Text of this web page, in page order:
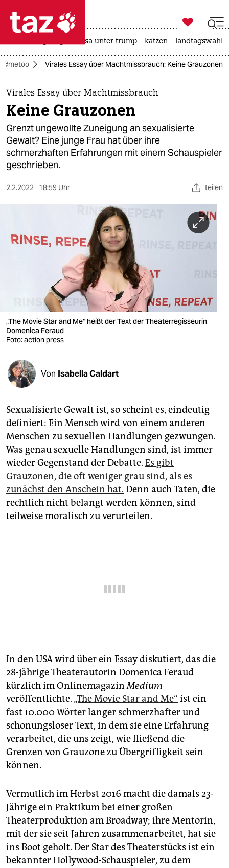
 taz zahl ich
taz zahl ich
themen
politik
öko
gesellschaft
kultur
sport
berlin
verlag
veranstaltungen
shop
fragen & hilfe
abo
genossenschaft
epaper login

taz zahl ich
usa unter trump katzen landtagswahl
#metoo Virales Essay über Machtmissbrauch: Keine Grauzonen
Virales Essay über Machtmissbrauch
Keine Grauzonen
Grenzt ungewollte Zuneigung an sexualisierte
Gewalt? Eine junge Frau hat über ihre
schmerzhaften Erfahrungen mit einem Schauspieler
geschrieben.
2.2.2022 18:59 Uhr teilen
„The Movie Star and Me“ heißt der Text der Theaterregisseurin
Domenica Feraud
Foto: action press
Von Isabella Caldart
Sexualisierte Gewalt ist, so scheint es, eindeutig
definiert: Ein Mensch wird von einem anderen
Menschen zu sexuellen Handlungen gezwungen.
Was genau sexuelle Handlungen sind, ist immer
wieder Gegenstand der Debatte. Es gibt
Grauzonen, die oft weniger grau sind, als es
zunächst den Anschein hat. Denn auch Taten, die
rechtlich nicht belangt werden können, sind
teilweise moralisch zu verurteilen.
In den USA wird über ein Essay diskutiert, das die
28-jährige Theaterautorin Domenica Feraud
kürzlich im OnlinemagazinMedium
veröffentlichte. „The Movie Star and Me“ ist ein
fast 10.000 Wörter langer schmerzhafter und
schonungsloser Text, in dem sie eine Erfahrung
verarbeitet, die uns zeigt, wie fließend die
Grenzen von Grauzone zu Übergriffigkeit sein
können.
Vermutlich im Herbst 2016 macht die damals 23-
Jährige ein Praktikum bei einer großen
Theaterproduktion am Broadway; ihre Mentorin,
mit der sie seit Jahren zusammenarbeitet, hat sie
ins Boot geholt. Der Star des Theaterstücks ist ein
bekannter Hollywood-Schauspieler, zu dem